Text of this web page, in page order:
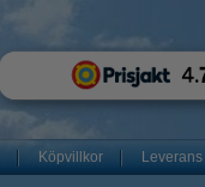
Köpvillkor Leverans